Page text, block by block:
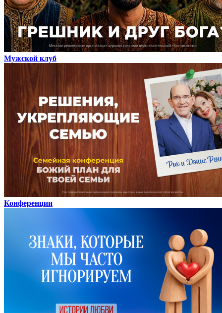
Мужской клуб
Конференции